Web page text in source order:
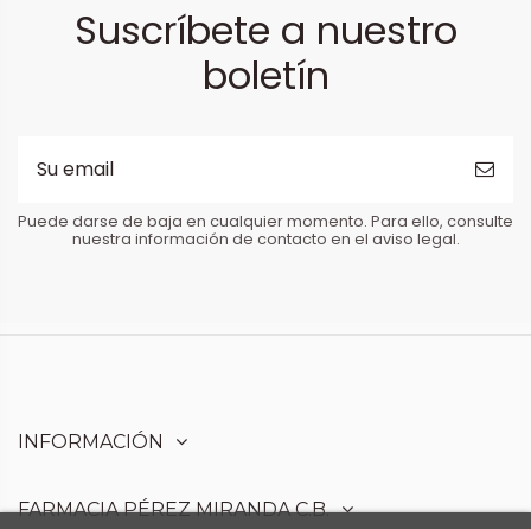
Suscríbete a nuestro
boletín
Puede darse de baja en cualquier momento. Para ello, consulte
nuestra información de contacto en el aviso legal.
INFORMACIÓN
FARMACIA PÉREZ MIRANDA C.B.